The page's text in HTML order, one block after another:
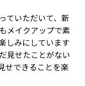
ていただいて、新
メイクアップで素
しみにしています
見せたことがない
せできることを楽